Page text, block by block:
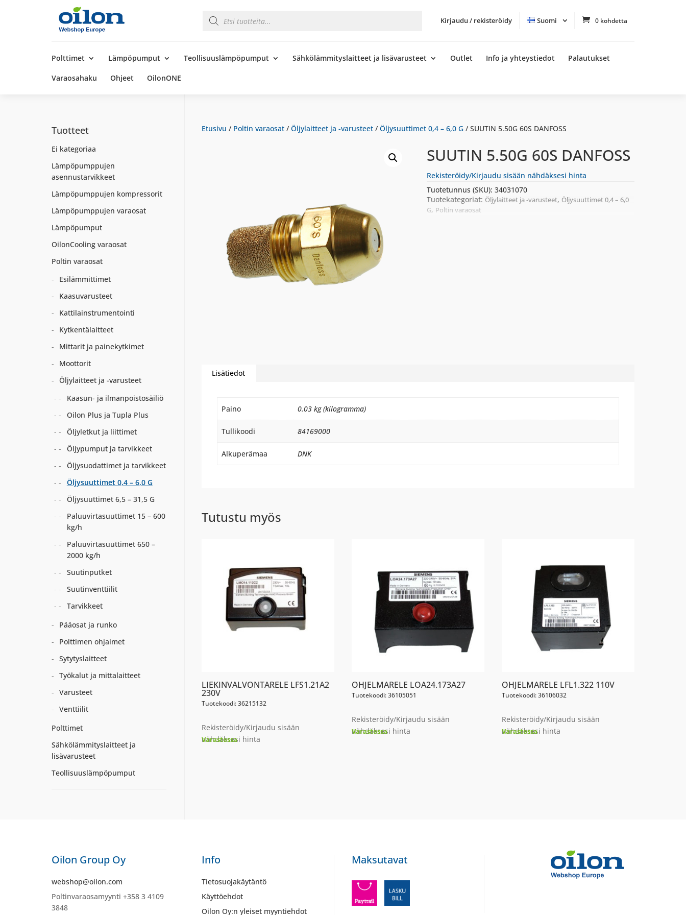
Kirjaudu / rekisteröidy Suomi 0 kohdetta
search
Polttimet Lämpöpumput Teollisuuslämpöpumput Sähkölämmityslaitteet ja lisävarusteet Outlet Info ja yhteystiedot Palautukset
Varaosahaku Ohjeet OilonONE
Etusivu / Poltin varaosat/ Öljylaitteet ja -varusteet/ Öljysuuttimet 0,4 – 6,0 G/ SUUTIN 5.50G 60S DANFOSS
SUUTIN 5.50G 60S DANFOSS
Rekisteröidy/Kirjaudu sisään nähdäksesi hinta
Tuotetunnus (SKU):34031070
Tuotekategoriat: Öljylaitteet ja -varusteet, Öljysuuttimet 0,4 – 6,0
G, Poltin varaosat
Lisätiedot
Paino 0.03 kg (kilogramma)
Tullikoodi 84169000
Alkuperämaa DNK
Tutustu myös
LIEKINVALVONTARELE LFS1.21A2
230V
Tuotekoodi: 36215132
Rekisteröidy/Kirjaudu sisään
nähdäksesi hinta
Varastossa
OHJELMARELE LOA24.173A27
Tuotekoodi: 36105051
Rekisteröidy/Kirjaudu sisään
nähdäksesi hinta
Varastossa
OHJELMARELE LFL1.322 110V
Tuotekoodi: 36106032
Rekisteröidy/Kirjaudu sisään
nähdäksesi hinta
Varastossa
Tuotteet
Ei kategoriaa
Lämpöpumppujen
asennustarvikkeet
Lämpöpumppujen kompressorit
Lämpöpumppujen varaosat
Lämpöpumput
OilonCooling varaosat
Poltin varaosat
Esilämmittimet
Kaasuvarusteet
Kattilainstrumentointi
Kytkentälaitteet
Mittarit ja painekytkimet
Moottorit
Öljylaitteet ja -varusteet
Kaasun- ja ilmanpoistosäiliö
Oilon Plus ja Tupla Plus
Öljyletkut ja liittimet
Öljypumput ja tarvikkeet
Öljysuodattimet ja tarvikkeet
Öljysuuttimet 0,4 – 6,0 G
Öljysuuttimet 6,5 – 31,5 G
Paluuvirtasuuttimet 15 – 600
kg/h
Paluuvirtasuuttimet 650 –
2000 kg/h
Suutinputket
Suutinventtiilit
Tarvikkeet
Pääosat ja runko
Polttimen ohjaimet
Sytytyslaitteet
Työkalut ja mittalaitteet
Varusteet
Venttiilit
Polttimet
Sähkölämmityslaitteet ja
lisävarusteet
Teollisuuslämpöpumput
Oilon Group Oy
webshop@oilon.com
Poltinvaraosamyynti +358 3 4109
3848
Info
Tietosuojakäytäntö
Käyttöehdot
Oilon Oy:n yleiset myyntiehdot
Maksutavat